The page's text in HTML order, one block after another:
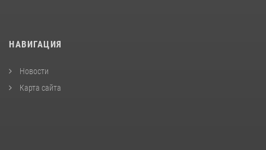
НАВИГАЦИЯ
Новости
Карта сайта